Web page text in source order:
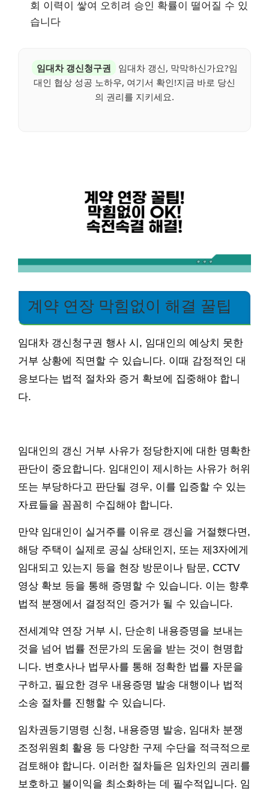
회 이력이 쌓여 오히려 승인 확률이 떨어질 수 있
습니다
임대차 갱신청구권
임대차 갱신, 막막하신가요?임
대인 협상 성공 노하우, 여기서 확인!지금 바로 당신
의 권리를 지키세요.
계약 연장 막힘없이 해결 꿀팁
임대차 갱신청구권 행사 시, 임대인의 예상치 못한
거부 상황에 직면할 수 있습니다. 이때 감정적인 대
응보다는 법적 절차와 증거 확보에 집중해야 합니
다.
임대인의 갱신 거부 사유가 정당한지에 대한 명확한
판단이 중요합니다. 임대인이 제시하는 사유가 허위
또는 부당하다고 판단될 경우, 이를 입증할 수 있는
자료들을 꼼꼼히 수집해야 합니다.
만약 임대인이 실거주를 이유로 갱신을 거절했다면,
해당 주택이 실제로 공실 상태인지, 또는 제3자에게
임대되고 있는지 등을 현장 방문이나 탐문, CCTV
영상 확보 등을 통해 증명할 수 있습니다. 이는 향후
법적 분쟁에서 결정적인 증거가 될 수 있습니다.
전세계약 연장 거부 시, 단순히 내용증명을 보내는
것을 넘어 법률 전문가의 도움을 받는 것이 현명합
니다. 변호사나 법무사를 통해 정확한 법률 자문을
구하고, 필요한 경우 내용증명 발송 대행이나 법적
소송 절차를 진행할 수 있습니다.
임차권등기명령 신청, 내용증명 발송, 임대차 분쟁
조정위원회 활용 등 다양한 구제 수단을 적극적으로
검토해야 합니다. 이러한 절차들은 임차인의 권리를
보호하고 불이익을 최소화하는 데 필수적입니다. 임